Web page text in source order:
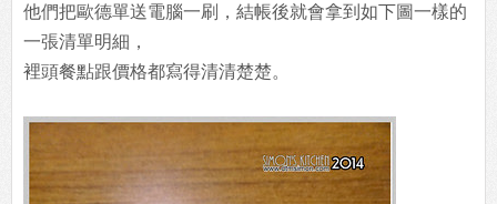
他們把歐德單送電腦一刷，結帳後就會拿到如下圖一樣的
一張清單明細，
裡頭餐點跟價格都寫得清清楚楚。